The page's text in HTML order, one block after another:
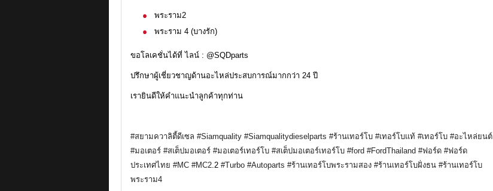
พระราม2
พระราม 4 (บางรัก)
ขอโลเคชั่นได้ที่ ไลน์ : @SQDparts
ปรึกษาผู้เชี่ยวชาญด้านอะไหล่ประสบการณ์มากกว่า 24 ปี
เรายินดีให้คำแนะนำลูกค้าทุกท่าน
#สยามควาลิตี้ดีเซล #Siamquality #Siamqualitydieselparts #ร้านเทอร์โบ #เทอร์โบแท้ #เทอร์โบ #อะไหล่ยนต์
#มอเตอร์ #สเต็ปมอเตอร์ #มอเตอร์เทอร์โบ #สเต็ปมอเตอร์เทอร์โบ #ford #FordThailand #ฟอร์ด #ฟอร์ด
ประเทศไทย #MC #MC2.2 #Turbo #Autoparts #ร้านเทอร์โบพระรามสอง #ร้านเทอร์โบฝั่งธน #ร้านเทอร์โบ
พระราม4